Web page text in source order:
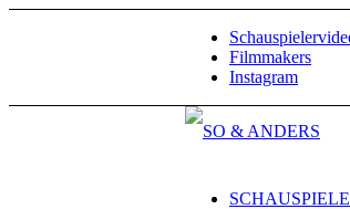
Filmmakers
Instagram